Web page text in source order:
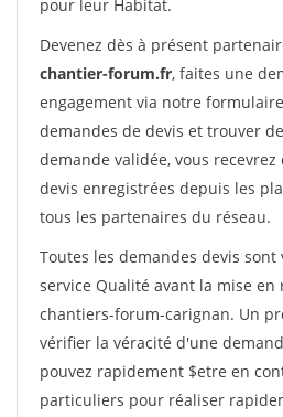
pour leur Habitat.
Devenez dès à présent
chantier-forum.fr, faites une
engagement via notre
demandes de devis et trouver
demande validée, vous recevrez
devis enregistrées depuis les
tous les partenaires du réseau.
Toutes les demandes devis
service Qualité avant la mise en
chantiers-forum-carignan. Un
vérifier la véracité d'une
pouvez rapidement $etre en
particuliers pour réaliser